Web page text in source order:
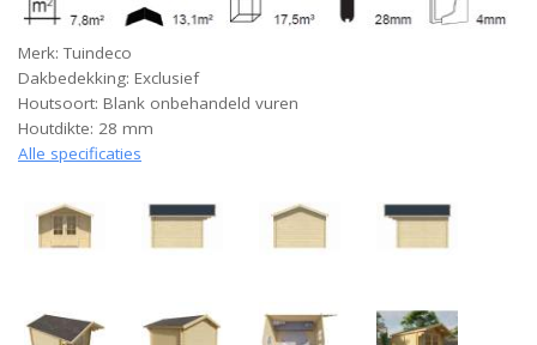
Merk: Tuindeco
Dakbedekking: Exclusief
Houtsoort: Blank onbehandeld vuren
Houtdikte: 28 mm
Alle specificaties